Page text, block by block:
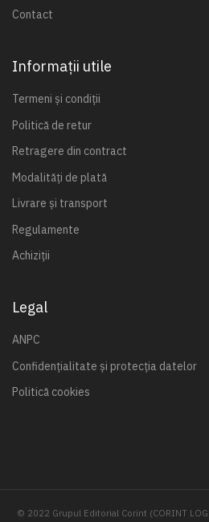
Contact
Informații utile
Termeni și condiții
Politică de retur
Retragere din contract
Modalități de plată
Livrare și transport
Regulamente
Achiziții
Legal
ANPC
Confidențialitate și protecția datelor
Politică cookies
© 2022 Grupul Editorial Corint (CORINT